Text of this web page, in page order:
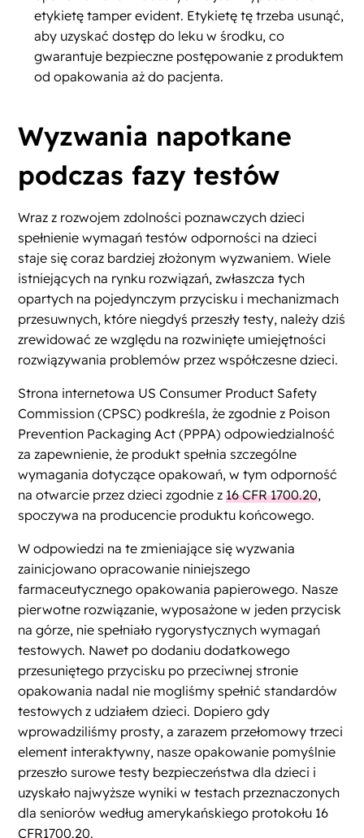
etykietę tamper evident. Etykietę tę trzeba usunąć,
aby uzyskać dostęp do leku w środku, co
gwarantuje bezpieczne postępowanie z produktem
od opakowania aż do pacjenta.
Wyzwania napotkane
podczas fazy testów
Wraz z rozwojem zdolności poznawczych dzieci
spełnienie wymagań testów odporności na dzieci
staje się coraz bardziej złożonym wyzwaniem. Wiele
istniejących na rynku rozwiązań, zwłaszcza tych
opartych na pojedynczym przycisku i mechanizmach
przesuwnych, które niegdyś przeszły testy, należy dziś
zrewidować ze względu na rozwinięte umiejętności
rozwiązywania problemów przez współczesne dzieci.
Strona internetowa US Consumer Product Safety
Commission (CPSC) podkreśla, że zgodnie z Poison
Prevention Packaging Act (PPPA) odpowiedzialność
za zapewnienie, że produkt spełnia szczególne
wymagania dotyczące opakowań, w tym odporność
na otwarcie przez dzieci zgodnie z16 CFR 1700.20,
spoczywa na producencie produktu końcowego.
W odpowiedzi na te zmieniające się wyzwania
zainicjowano opracowanie niniejszego
farmaceutycznego opakowania papierowego. Nasze
pierwotne rozwiązanie, wyposażone w jeden przycisk
na górze, nie spełniało rygorystycznych wymagań
testowych. Nawet po dodaniu dodatkowego
przesuniętego przycisku po przeciwnej stronie
opakowania nadal nie mogliśmy spełnić standardów
testowych z udziałem dzieci. Dopiero gdy
wprowadziliśmy prosty, a zarazem przełomowy trzeci
element interaktywny, nasze opakowanie pomyślnie
przeszło surowe testy bezpieczeństwa dla dzieci i
uzyskało najwyższe wyniki w testach przeznaczonych
dla seniorów według amerykańskiego protokołu 16
CFR1700.20.